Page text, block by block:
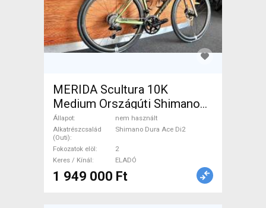
MERIDA Scultura 10K
Medium Országúti Shimano
Dura Ace Di2 tárcsafék nem
használt ELADÓ
Állapot
nem használt
Alkatrészcsalád
(Outi)
Shimano Dura Ace Di2
Fokozatok elöl
2
Keres / Kínál
ELADÓ
1 949 000 Ft